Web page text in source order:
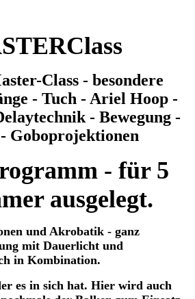
Class - besondere
- Tuch - Ariel Hoop -
- Bewegung -
Goboprojektionen
- für 5
ausgelegt.
und Akrobatik - ganz
mit Dauerlicht und
in Kombination.
es in sich hat. Hier wird auch